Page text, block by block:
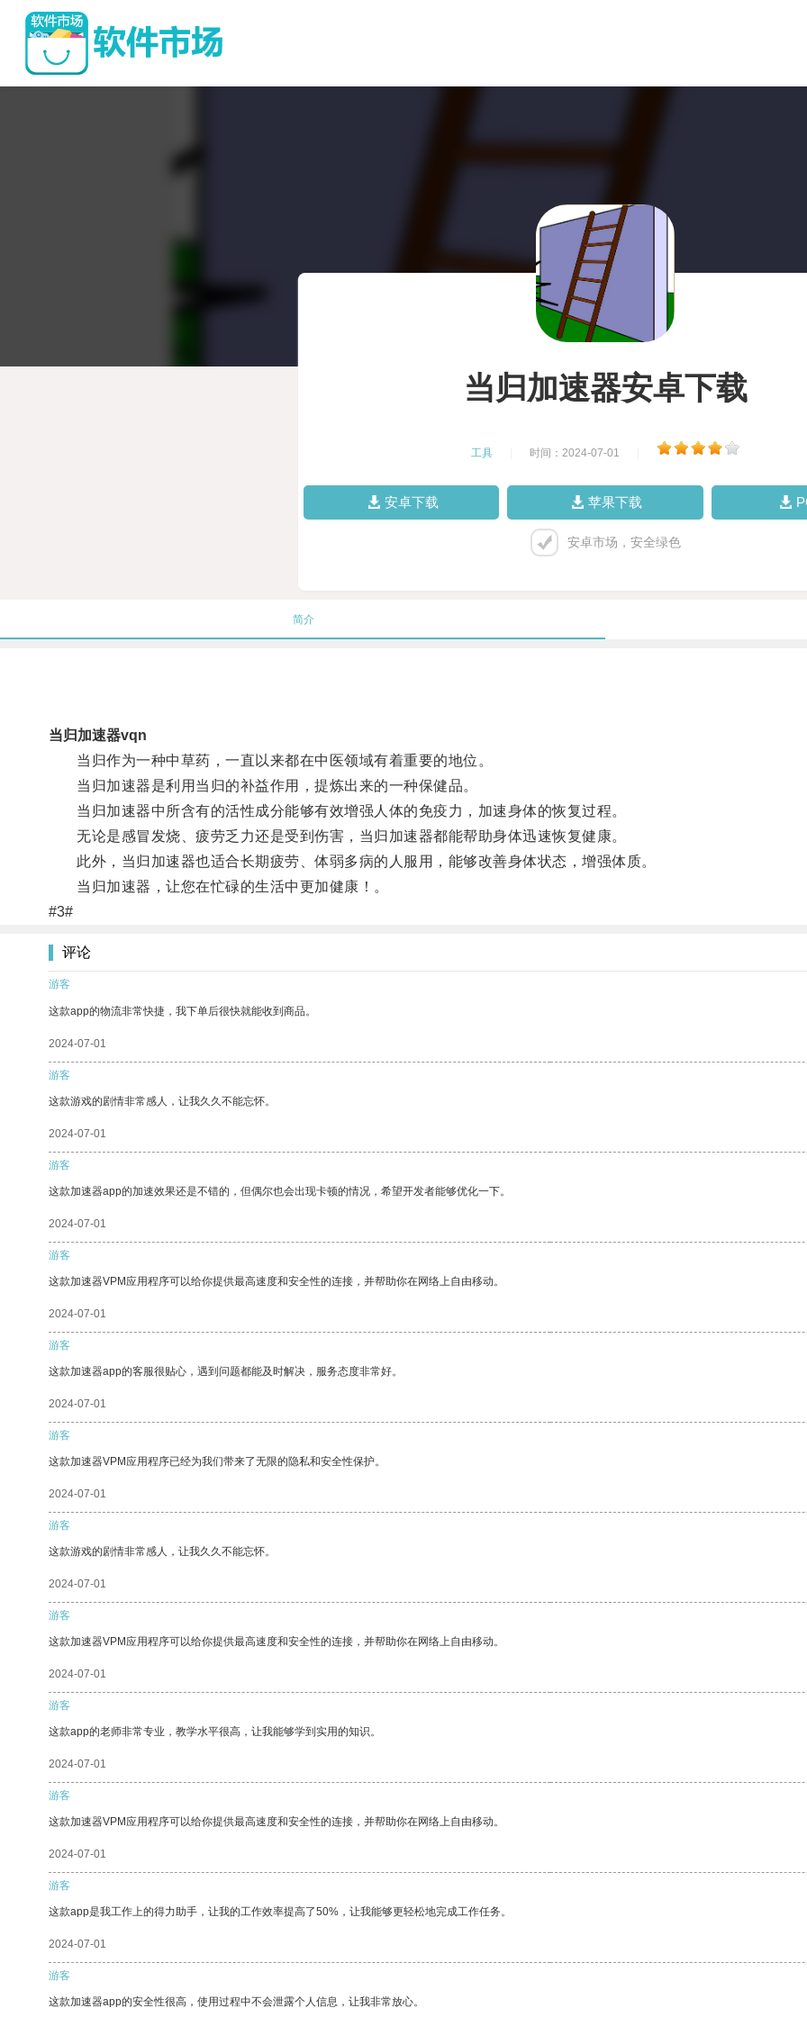
当归加速器安卓下载
工具 时间：2024-07-01
安卓下载 苹果下载
安卓市场，安全绿色
简介
当归加速器vqn
当归作为一种中草药，一直以来都在中医领域有着重要的地位。
当归加速器是利用当归的补益作用，提炼出来的一种保健品。
当归加速器中所含有的活性成分能够有效增强人体的免疫力，加速身体的恢复过程。
无论是感冒发烧、疲劳乏力还是受到伤害，当归加速器都能帮助身体迅速恢复健康。
此外，当归加速器也适合长期疲劳、体弱多病的人服用，能够改善身体状态，增强体质。
当归加速器，让您在忙碌的生活中更加健康！。
#3#
评论
游客
这款app的物流非常快捷，我下单后很快就能收到商品。
2024-07-01
游客
这款游戏的剧情非常感人，让我久久不能忘怀。
2024-07-01
游客
这款加速器app的加速效果还是不错的，但偶尔也会出现卡顿的情况，希望开发者能够优化一下。
2024-07-01
游客
这款加速器VPM应用程序可以给你提供最高速度和安全性的连接，并帮助你在网络上自由移动。
2024-07-01
游客
这款加速器app的客服很贴心，遇到问题都能及时解决，服务态度非常好。
2024-07-01
游客
这款加速器VPM应用程序已经为我们带来了无限的隐私和安全性保护。
2024-07-01
游客
这款游戏的剧情非常感人，让我久久不能忘怀。
2024-07-01
游客
这款加速器VPM应用程序可以给你提供最高速度和安全性的连接，并帮助你在网络上自由移动。
2024-07-01
游客
这款app的老师非常专业，教学水平很高，让我能够学到实用的知识。
2024-07-01
游客
这款加速器VPM应用程序可以给你提供最高速度和安全性的连接，并帮助你在网络上自由移动。
2024-07-01
游客
这款app是我工作上的得力助手，让我的工作效率提高了50%，让我能够更轻松地完成工作任务。
2024-07-01
游客
这款加速器app的安全性很高，使用过程中不会泄露个人信息，让我非常放心。